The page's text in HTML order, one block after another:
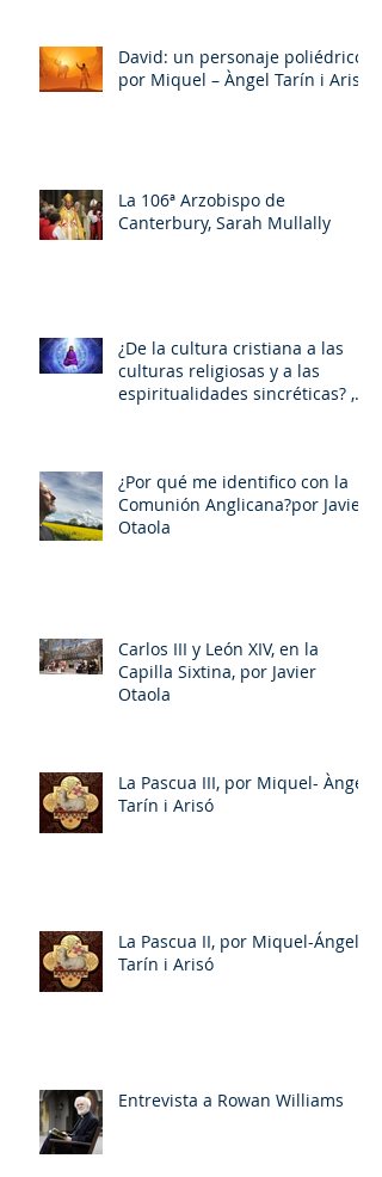
David: un personaje poliédrico,
por Miquel – Àngel Tarín i Arisó
La 106ª Arzobispo de
Canterbury, Sarah Mullally
¿De la cultura cristiana a las
culturas religiosas y a las
espiritualidades sincréticas? ,
¿Por qué me identifico con la
Comunión Anglicana?por Javier
Otaola
Carlos III y León XIV, en la
Capilla Sixtina, por Javier
Otaola
La Pascua III, por Miquel- Àngel
Tarín i Arisó
La Pascua II, por Miquel-Ángel
Tarín i Arisó
Entrevista a Rowan Williams